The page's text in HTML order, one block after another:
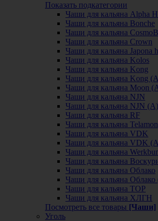
Показать подкатегории
Чаши для кальяна Alpha
Чаши для кальяна Bonche
Чаши для кальяна
Чаши для кальяна Crown
Чаши для кальяна Japona
Чаши для кальяна Kolos
Чаши для кальяна Kong
Чаши для кальяна Kong
Чаши для кальяна Moon
Чаши для кальяна NJN
Чаши для кальяна NJN (А)
Чаши для кальяна RF
Чаши для кальяна Telamon
Чаши для кальяна VDK
Чаши для кальяна VDK
Чаши для кальяна
Чаши для кальяна
Чаши для кальяна Облако
Чаши для кальяна
Чаши для кальяна ТОР
Чаши для кальяна ХЛГН
Посмотреть все товары [Чаши]
Уголь